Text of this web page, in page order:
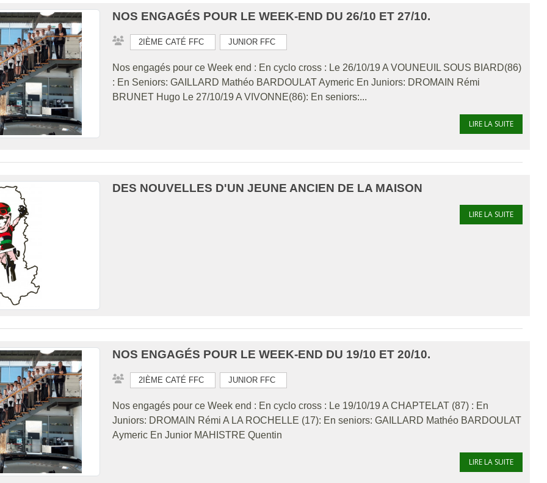
NOS ENGAGÉS POUR LE WEEK-END DU 26/10 ET 27/10.
2IÈME CATÉ FFC JUNIOR FFC
Nos engagés pour ce Week end : En cyclo cross : Le 26/10/19 A VOUNEUIL SOUS BIARD(86)
: En Seniors: GAILLARD Mathéo BARDOULAT Aymeric En Juniors: DROMAIN Rémi
BRUNET Hugo Le 27/10/19 A VIVONNE(86): En seniors:...
LIRE LA SUITE
DES NOUVELLES D'UN JEUNE ANCIEN DE LA MAISON
LIRE LA SUITE
NOS ENGAGÉS POUR LE WEEK-END DU 19/10 ET 20/10.
2IÈME CATÉ FFC JUNIOR FFC
Nos engagés pour ce Week end : En cyclo cross : Le 19/10/19 A CHAPTELAT (87) : En
Juniors: DROMAIN Rémi A LA ROCHELLE (17): En seniors: GAILLARD Mathéo BARDOULAT
Aymeric En Junior MAHISTRE Quentin
LIRE LA SUITE